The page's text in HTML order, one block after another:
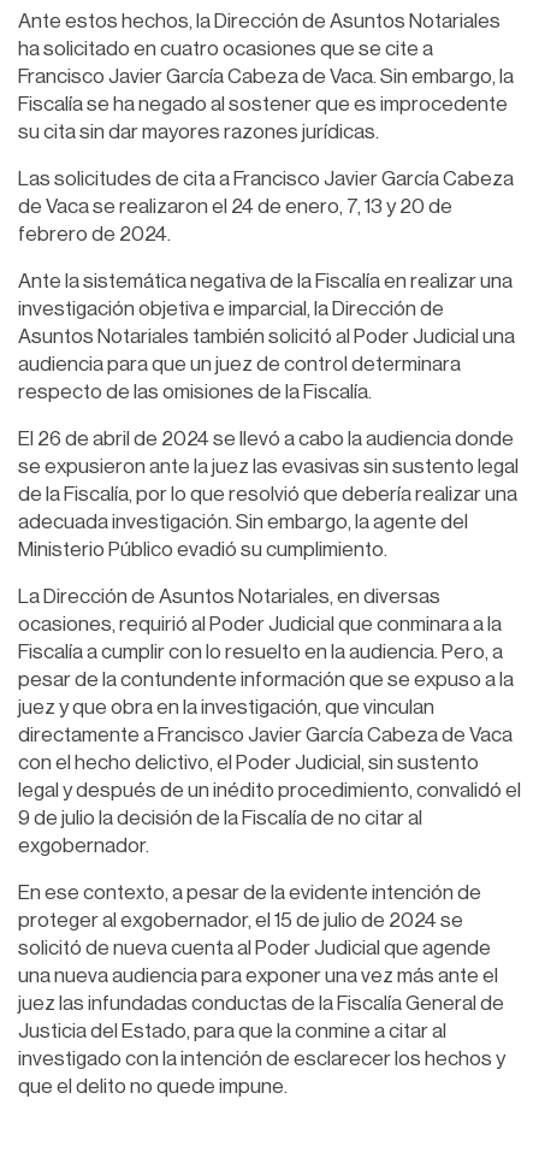
Ante estos hechos, la Dirección de Asuntos Notariales
ha solicitado en cuatro ocasiones que se cite a
Francisco Javier García Cabeza de Vaca. Sin embargo, la
Fiscalía se ha negado al sostener que es improcedente
su cita sin dar mayores razones jurídicas.
Las solicitudes de cita a Francisco Javier García Cabeza
de Vaca se realizaron el 24 de enero, 7, 13 y 20 de
febrero de 2024.
Ante la sistemática negativa de la Fiscalía en realizar una
investigación objetiva e imparcial, la Dirección de
Asuntos Notariales también solicitó al Poder Judicial una
audiencia para que un juez de control determinara
respecto de las omisiones de la Fiscalía.
El 26 de abril de 2024 se llevó a cabo la audiencia donde
se expusieron ante la juez las evasivas sin sustento legal
de la Fiscalía, por lo que resolvió que debería realizar una
adecuada investigación. Sin embargo, la agente del
Ministerio Público evadió su cumplimiento.
La Dirección de Asuntos Notariales, en diversas
ocasiones, requirió al Poder Judicial que conminara a la
Fiscalía a cumplir con lo resuelto en la audiencia. Pero, a
pesar de la contundente información que se expuso a la
juez y que obra en la investigación, que vinculan
directamente a Francisco Javier García Cabeza de Vaca
con el hecho delictivo, el Poder Judicial, sin sustento
legal y después de un inédito procedimiento, convalidó el
9 de julio la decisión de la Fiscalía de no citar al
exgobernador.
En ese contexto, a pesar de la evidente intención de
proteger al exgobernador, el 15 de julio de 2024 se
solicitó de nueva cuenta al Poder Judicial que agende
una nueva audiencia para exponer una vez más ante el
juez las infundadas conductas de la Fiscalía General de
Justicia del Estado, para que la conmine a citar al
investigado con la intención de esclarecer los hechos y
que el delito no quede impune.